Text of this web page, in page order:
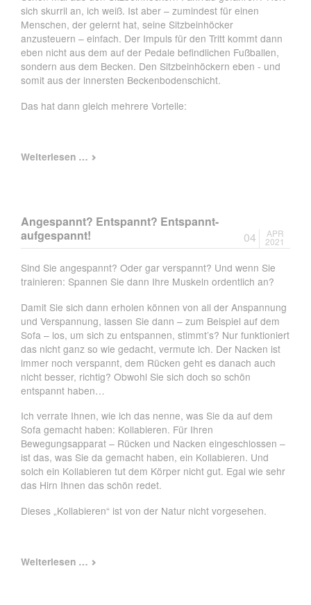
sich skurril an, ich weiß. Ist aber – zumindest für einen
Menschen, der gelernt hat, seine Sitzbeinhöcker
anzusteuern – einfach. Der Impuls für den Tritt kommt dann
eben nicht aus dem auf der Pedale befindlichen Fußballen,
sondern aus dem Becken. Den Sitzbeinhöckern eben - und
somit aus der innersten Beckenbodenschicht.
Das hat dann gleich mehrere Vorteile:
Weiterlesen …Radfahren
Angespannt? Entspannt? Entspannt-
aufgespannt!
04 APR
2021
Sind Sie angespannt? Oder gar verspannt? Und wenn Sie
trainieren: Spannen Sie dann Ihre Muskeln ordentlich an?
Damit Sie sich dann erholen können von all der Anspannung
und Verspannung, lassen Sie dann – zum Beispiel auf dem
Sofa – los, um sich zu entspannen, stimmt’s? Nur funktioniert
das nicht ganz so wie gedacht, vermute ich. Der Nacken ist
immer noch verspannt, dem Rücken geht es danach auch
nicht besser, richtig? Obwohl Sie sich doch so schön
entspannt haben…
Ich verrate Ihnen, wie ich das nenne, was Sie da auf dem
Sofa gemacht haben: Kollabieren. Für Ihren
Bewegungsapparat – Rücken und Nacken eingeschlossen –
ist das, was Sie da gemacht haben, ein Kollabieren. Und
solch ein Kollabieren tut dem Körper nicht gut. Egal wie sehr
das Hirn Ihnen das schön redet.
Dieses „Kollabieren“ ist von der Natur nicht vorgesehen.
Weiterlesen …Angespannt?